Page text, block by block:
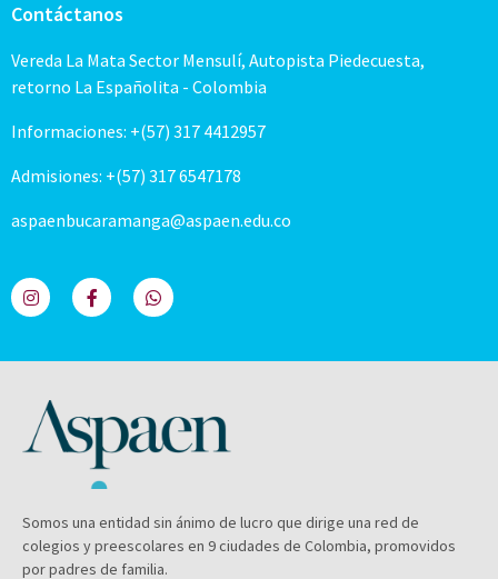
Contáctanos
Vereda La Mata Sector Mensulí, Autopista Piedecuesta,
retorno La Españolita - Colombia
Informaciones: +(57) 317 4412957
Admisiones: +(57) 317 6547178
aspaenbucaramanga@aspaen.edu.co
Somos una entidad sin ánimo de lucro que dirige una red de
colegios y preescolares en 9 ciudades de Colombia, promovidos
por padres de familia.